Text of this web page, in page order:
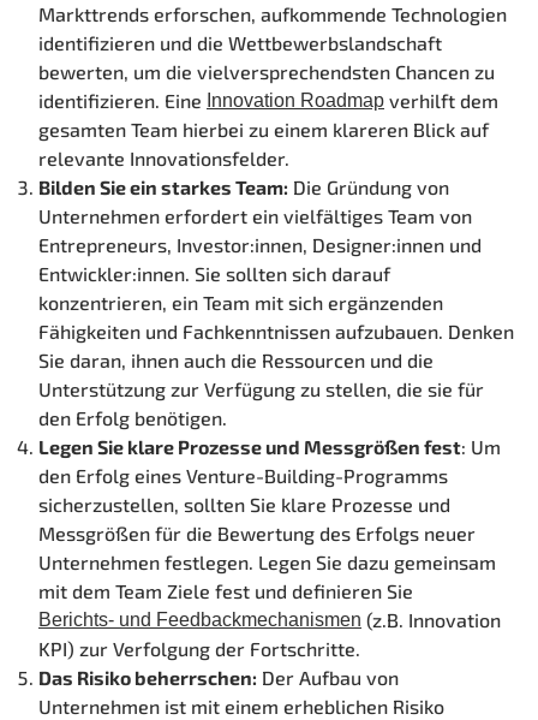
Markttrends erforschen, aufkommende Technologien
identifizieren und die Wettbewerbslandschaft
bewerten, um die vielversprechendsten Chancen zu
identifizieren. Eine Innovation Roadmap verhilft dem
gesamten Team hierbei zu einem klareren Blick auf
relevante Innovationsfelder.
Bilden Sie ein starkes Team: Die Gründung von
Unternehmen erfordert ein vielfältiges Team von
Entrepreneurs, Investor:innen, Designer:innen und
Entwickler:innen. Sie sollten sich darauf
konzentrieren, ein Team mit sich ergänzenden
Fähigkeiten und Fachkenntnissen aufzubauen. Denken
Sie daran, ihnen auch die Ressourcen und die
Unterstützung zur Verfügung zu stellen, die sie für
den Erfolg benötigen.
Legen Sie klare Prozesse und Messgrößen fest: Um
den Erfolg eines Venture-Building-Programms
sicherzustellen, sollten Sie klare Prozesse und
Messgrößen für die Bewertung des Erfolgs neuer
Unternehmen festlegen. Legen Sie dazu gemeinsam
mit dem Team Ziele fest und definieren Sie
Berichts- und Feedbackmechanismen (z.B. Innovation
KPI) zur Verfolgung der Fortschritte.
Das Risiko beherrschen: Der Aufbau von
Unternehmen ist mit einem erheblichen Risiko